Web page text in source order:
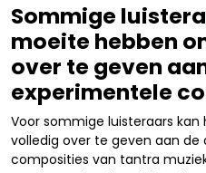
Sommige
moeite hebben
over te geven
experimentele
Voor sommige luisteraars
volledig over te geven aan
composities van tantra